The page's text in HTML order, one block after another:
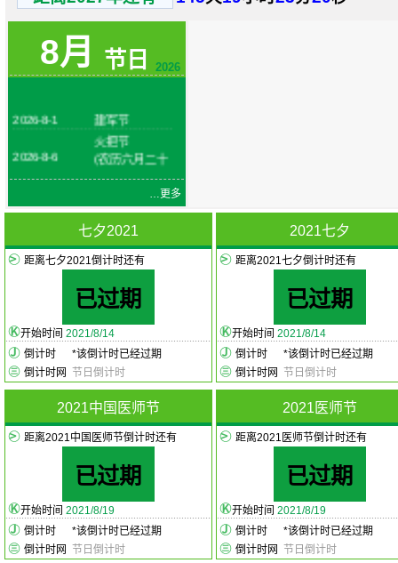
8月 节日 2026
火把节
(农历六月二十
四)
2026-8-7
立秋
2026-8-19
七夕节
处暑
2026-8-27
中元节
(农历七月十五)
…更多
七夕2021
距离七夕2021倒计时还有
已过期
开始时间 2021/8/14
倒计时
*该倒计时已经过期
倒计时网
节日倒计时
2021七夕
距离2021七夕倒计时还有
已过期
开始时间 2021/8/14
倒计时
*该倒计时已经过期
倒计时网
节日倒计时
2021中国医师节
距离2021中国医师节倒计时还有
已过期
开始时间 2021/8/19
倒计时
*该倒计时已经过期
倒计时网
节日倒计时
2021医师节
距离2021医师节倒计时还有
已过期
开始时间 2021/8/19
倒计时
*该倒计时已经过期
倒计时网
节日倒计时